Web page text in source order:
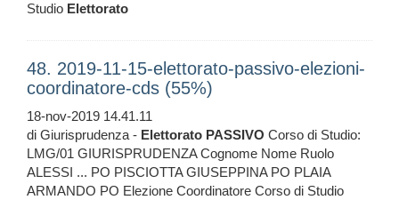
Studio Elettorato
48. 2019-11-15-elettorato-passivo-elezioni-
coordinatore-cds (55%)
18-nov-2019 14.41.11
di Giurisprudenza - Elettorato PASSIVO Corso di Studio:
LMG/01 GIURISPRUDENZA Cognome Nome Ruolo
ALESSI ... PO PISCIOTTA GIUSEPPINA PO PLAIA
ARMANDO PO Elezione Coordinatore Corso di Studio